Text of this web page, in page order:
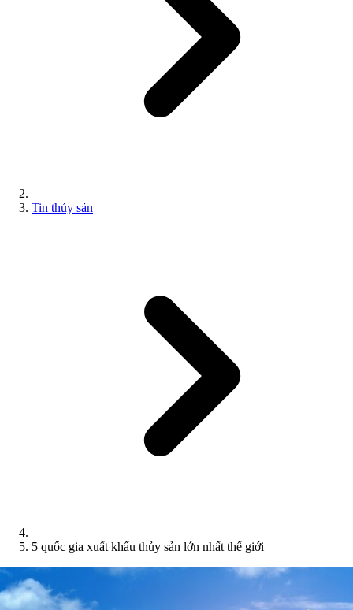
Tin thủy sản
5 quốc gia xuất khẩu thủy sản lớn nhất thế giới